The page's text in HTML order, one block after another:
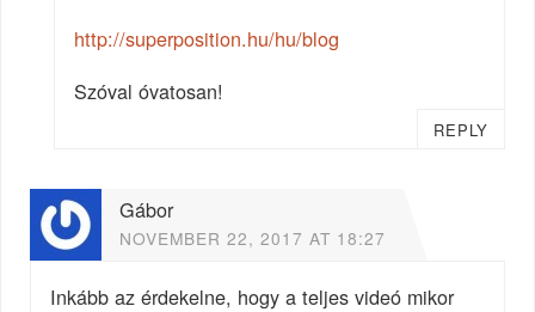
http://superposition.hu/hu/blog
Szóval óvatosan!
REPLY
Gábor
NOVEMBER 22, 2017 AT 18:27
Inkább az érdekelne, hogy a teljes videó mikor